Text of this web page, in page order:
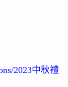
2023中秋禮